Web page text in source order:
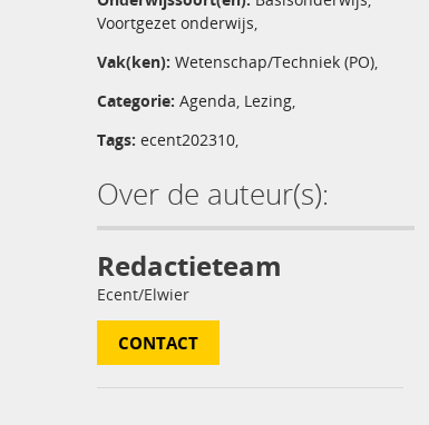
Voortgezet onderwijs,
Vak(ken): Wetenschap/Techniek (PO),
Categorie: Agenda, Lezing,
Tags: ecent202310,
Over de auteur(s):
Redactieteam
Ecent/Elwier
CONTACT